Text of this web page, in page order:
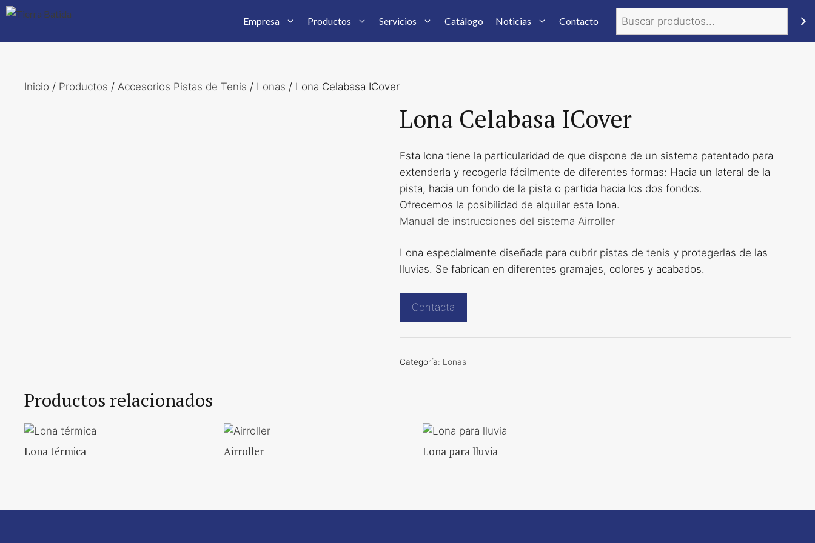
Saltar
contenido
Empresa Productos Servicios Catálogo Noticias Contacto
Buscar
Inicio / Productos / Accesorios Pistas de Tenis / Lonas / Lona Celabasa ICover
Lona Celabasa ICover
Esta lona tiene la particularidad de que dispone de un sistema patentado para
extenderla y recogerla fácilmente de diferentes formas: Hacia un lateral de la
pista, hacia un fondo de la pista o partida hacia los dos fondos.
Ofrecemos la posibilidad de alquilar esta lona.
Manual de instrucciones del sistema Airroller
Lona especialmente diseñada para cubrir pistas de tenis y protegerlas de las
lluvias. Se fabrican en diferentes gramajes, colores y acabados.
Contacta
Categoría: Lonas
Productos relacionados
Lona térmica Airroller Lona para lluvia